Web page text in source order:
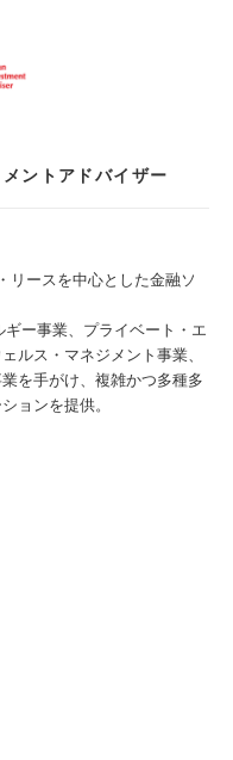
ントアドバイザー
リースを中心とした金融ソ
ー事業、プライベート・エ
ルス・マネジメント事業、
を手がけ、複雑かつ多種多
ョンを提供。